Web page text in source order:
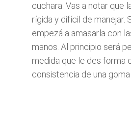
cuchara. Vas a notar que
rígida y difícil de manejar.
empezá a amasarla con
manos. Al principio será
medida que le des forma
consistencia de una goma